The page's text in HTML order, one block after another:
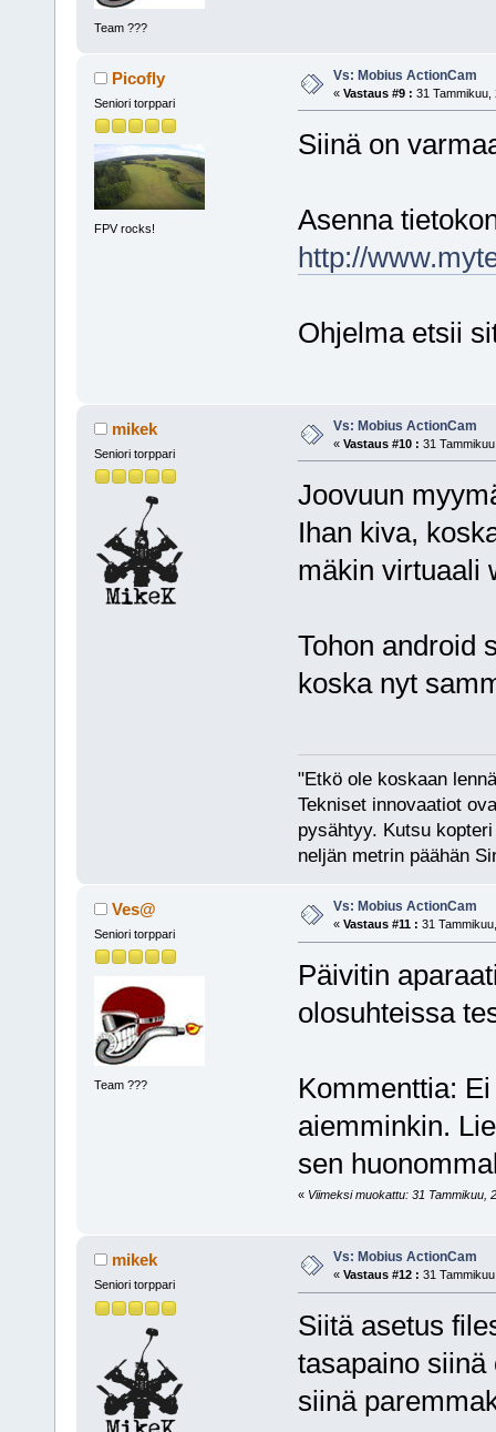
Team ???
Picofly
Seniori torppari
FPV rocks!
Vs: Mobius ActionCam
« Vastaus #9 : 31 Tammikuu,
Siinä on
Asenna
http://
Ohjelma etsii
mikek
Seniori torppari
Vs: Mobius ActionCam
« Vastaus #10 : 31
Joovuun
Ihan kiva,
mäkin virtuaali
Tohon android
koska nyt
"Etkö ole koskaan
Tekniset innovaatiot
pysähtyy. Kutsu
neljän metrin päähän
Ves@
Seniori torppari
Team ???
Vs: Mobius ActionCam
« Vastaus #11 : 31
Päivitin
olosuhteissa
Kommenttia:
aiemminkin.
sen
« Viimeksi muokattu: 31 Tammikuu,
mikek
Seniori torppari
Vs: Mobius ActionCam
« Vastaus #12 : 31
Siitä asetus
tasapaino
siinä